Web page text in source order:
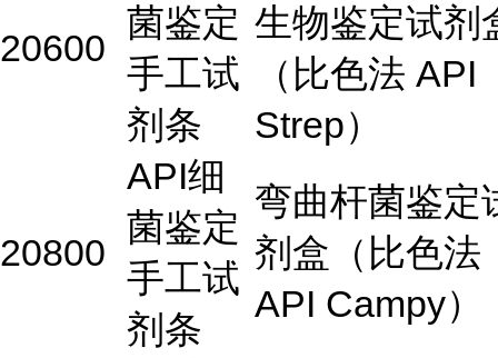
20600
菌鉴定
手工试
剂条
生物鉴定试剂
（比色法 API
Strep）
20800
API细
菌鉴定
手工试
剂条
弯曲杆菌鉴定
剂盒（比色法
API Campy）